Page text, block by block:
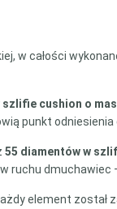
w całości
szlifie cushion o
punkt odniesienia
55 diamentów w
ruchu dmuchawiec
element został